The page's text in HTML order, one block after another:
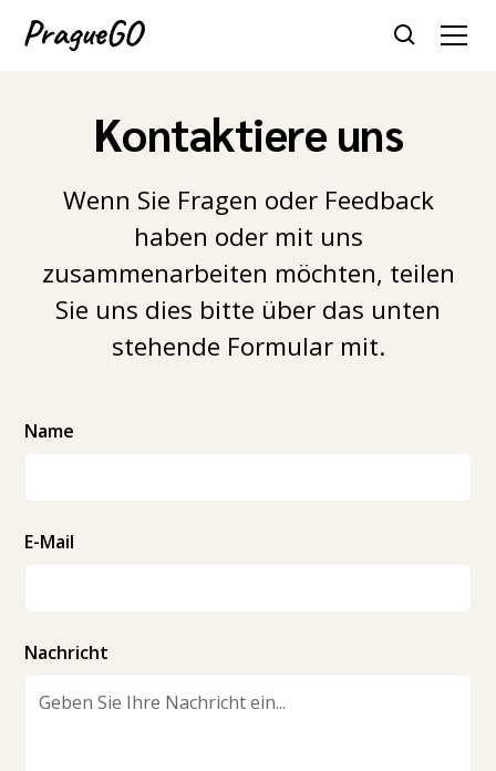
Kontaktiere uns
Wenn Sie Fragen oder Feedback
haben oder mit uns
zusammenarbeiten möchten, teilen
Sie uns dies bitte über das unten
stehende Formular mit.
Name
E-Mail
Nachricht